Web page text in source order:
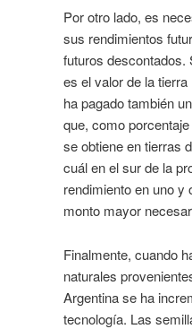
Por otro lado, es
sus rendimientos
futuros descontados.
es el valor de la
ha pagado también
que, como
se obtiene en tierras
cuál en el sur de la
rendimiento en uno y
monto mayor
Finalmente, cuando
naturales
Argentina se ha
tecnología. Las